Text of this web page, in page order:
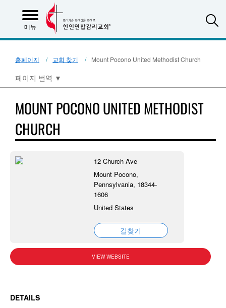
메뉴
홈페이지 교회 찾기 Mount Pocono United Methodist Church
페이지 번역 ▼
MOUNT POCONO UNITED METHODIST
CHURCH
12 Church Ave
Mount Pocono,
Pennsylvania, 18344-
1606
United States
길찾기
VIEW WEBSITE
DETAILS